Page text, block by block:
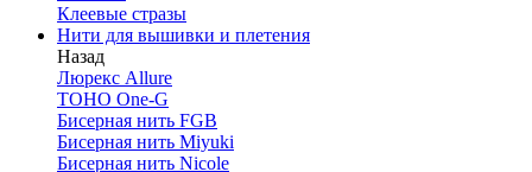
Клеевые стразы
Нити для вышивки и плетения
Назад
Люрекс Аllure
TOHO One-G
Бисерная нить FGB
Бисерная нить Miyuki
Бисерная нить Nicole